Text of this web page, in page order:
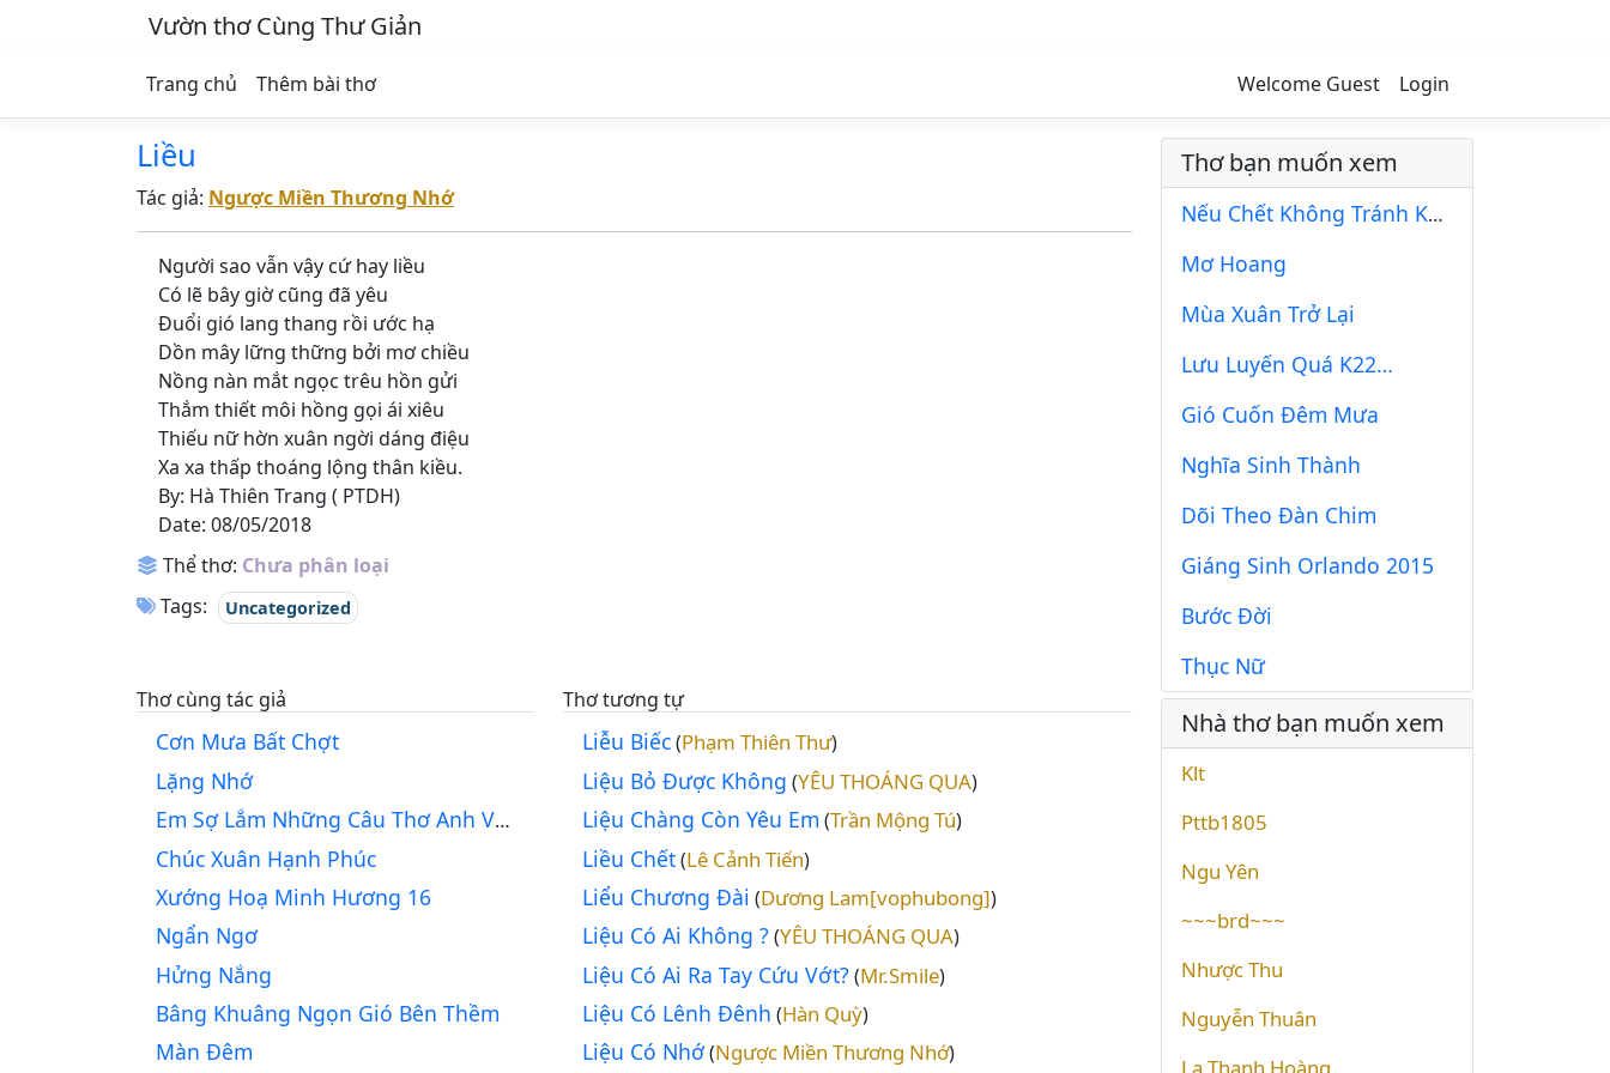
Vườn thơ Cùng Thư Giản
Trang chủ Thêm bài thơ Welcome Guest Login
Liều
Tác giả: Ngược Miền Thương Nhớ
Người sao vẫn vậy cứ hay liều
Có lẽ bây giờ cũng đã yêu
Đuổi gió lang thang rồi ước hạ
Dồn mây lững thững bởi mơ chiều
Nồng nàn mắt ngọc trêu hồn gửi
Thắm thiết môi hồng gọi ái xiêu
Thiếu nữ hờn xuân ngời dáng điệu
Xa xa thấp thoáng lộng thân kiều.
By: Hà Thiên Trang ( PTDH)
Date: 08/05/2018
Thể thơ: Chưa phân loại
Tags:
Uncategorized
Thơ cùng tác giả
Cơn Mưa Bất Chợt
Lặng Nhớ
Em Sợ Lắm Những Câu Thơ Anh Viết
Chúc Xuân Hạnh Phúc
Xướng Hoạ Minh Hương 16
Ngẩn Ngơ
Hửng Nắng
Bâng Khuâng Ngọn Gió Bên Thềm
Màn Đêm
Thơ tương tự
Liễu Biếc(Phạm Thiên Thư)
Liệu Bỏ Được Không (YÊU THOÁNG QUA)
Liệu Chàng Còn Yêu Em (Trần Mộng Tú)
Liều Chết(Lê Cảnh Tiến)
Liểu Chương Đài (Dương Lam[vophubong])
Liệu Có Ai Không ?(YÊU THOÁNG QUA)
Liệu Có Ai Ra Tay Cứu Vớt?(Mr.Smile)
Liệu Có Lênh Đênh (Hàn Quỳ)
Liệu Có Nhớ(Ngược Miền Thương Nhớ)
Thơ bạn muốn xem
Nếu Chết Không Tránh Khỏi
Mơ Hoang
Mùa Xuân Trở Lại
Lưu Luyến Quá K22…
Gió Cuốn Đêm Mưa
Nghĩa Sinh Thành
Dõi Theo Đàn Chim
Giáng Sinh Orlando 2015
Bước Đời
Thục Nữ
Nhà thơ bạn muốn xem
Klt
Pttb1805
Ngu Yên
~~~brd~~~
Nhược Thu
Nguyễn Thuân